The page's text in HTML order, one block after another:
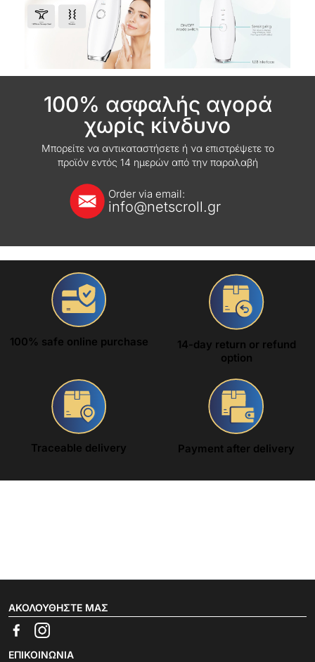
100% ασφαλής αγορά
χωρίς κίνδυνο
Μπορείτε να αντικαταστήσετε ή να επιστρέψετε το
προϊόν εντός 14 ημερών από την παραλαβή
Order via email:
info@netscroll.gr
100% safe online purchase
14-day return or refund
option
Traceable delivery Payment after delivery
ΑΚΟΛΟΥΘΉΣΤΕ ΜΑΣ
ΕΠΙΚΟΙΝΩΝΊΑ